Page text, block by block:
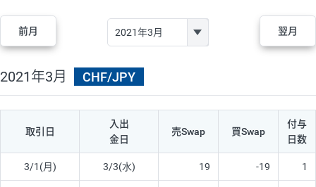
前月 翌月
2021年3月 CHF/JPY
取引日
入出
金日
売Swap 買Swap
付与
日数
3/1(月) 3/3(水) 19 -19 1